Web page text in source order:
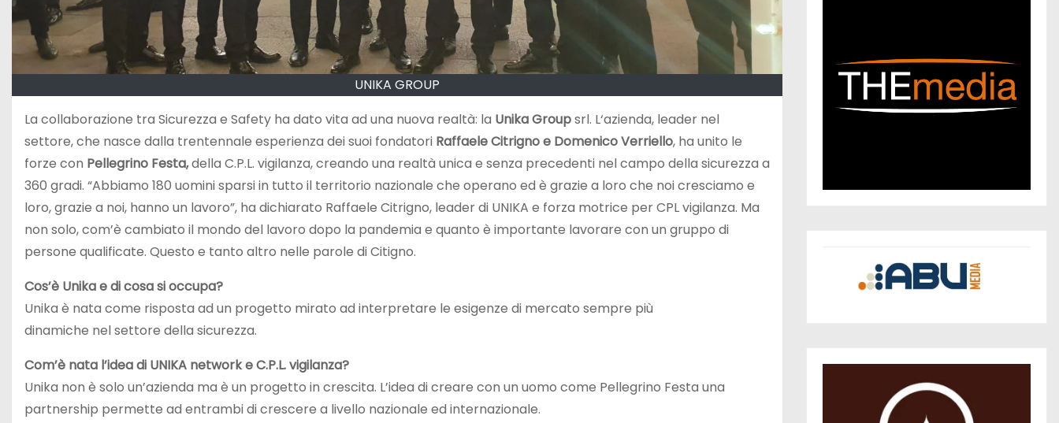
UNIKA GROUP
La collaborazione tra Sicurezza e Safety ha dato vita ad una nuova realtà: la Unika Groupsrl. L‘azienda, leader nel
settore, che nasce dalla trentennale esperienza dei suoi fondatori Raffaele Citrigno e Domenico Verriello, ha unito le
forze con Pellegrino Festa,della C.P.L. vigilanza, creando una realtà unica e senza precedenti nel campo della sicurezza a
360 gradi. “Abbiamo 180 uomini sparsi in tutto il territorio nazionale che operano ed è grazie a loro che noi cresciamo e
loro, grazie a noi, hanno un lavoro”, ha dichiarato Raffaele Citrigno, leader di UNIKA e forza motrice per CPL vigilanza. Ma
non solo, com’è cambiato il mondo del lavoro dopo la pandemia e quanto è importante lavorare con un gruppo di
persone qualificate. Questo e tanto altro nelle parole di Citigno.
Cos’è Unika e di cosa si occupa?
Unika è nata come risposta ad un progetto mirato ad interpretare le esigenze di mercato sempre più
dinamiche nel settore della sicurezza.
Com’è nata l’idea di UNIKA network e C.P.L. vigilanza?
Unika non è solo un’azienda ma è un progetto in crescita. L’idea di creare con un uomo come Pellegrino Festa una
partnership permette ad entrambi di crescere a livello nazionale ed internazionale.